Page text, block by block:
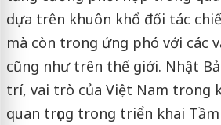
dựa trên khuôn khổ đối tác
mà còn trong ứng phó với các
cũng như trên thế giới. Nhật
trí, vai trò của Việt Nam trong
quan trọng trong triển khai